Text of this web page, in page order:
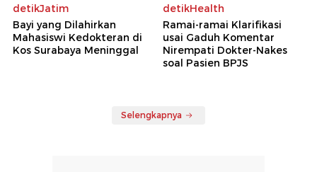
detikJatim
Bayi yang Dilahirkan
Mahasiswi Kedokteran di
Kos Surabaya Meninggal
detikHealth
Ramai-ramai Klarifikasi
usai Gaduh Komentar
Nirempati Dokter-Nakes
soal Pasien BPJS
Selengkapnya